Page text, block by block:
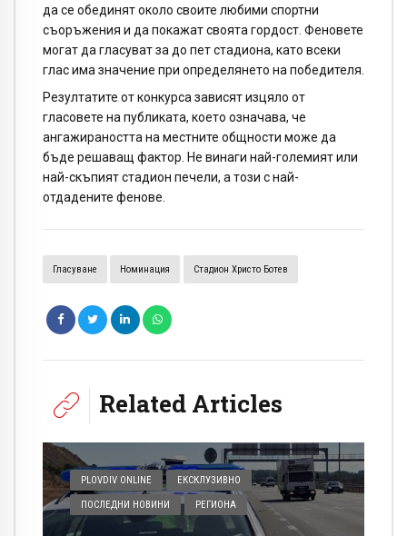
да се обединят около своите любими спортни
съоръжения и да покажат своята гордост. Феновете
могат да гласуват за до пет стадиона, като всеки
глас има значение при определянето на победителя.
Резултатите от конкурса зависят изцяло от
гласовете на публиката, което означава, че
ангажираността на местните общности може да
бъде решаващ фактор. Не винаги най-големият или
най-скъпият стадион печели, а този с най-
отдадените фенове.
Гласуване Номинация Стадион Христо Ботев
Related Articles
PLOVDIV ONLINE ЕКСКЛУЗИВНО
ПОСЛЕДНИ НОВИНИ РЕГИОНА